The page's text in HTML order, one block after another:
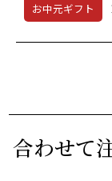
お中元ギフト
合わせて